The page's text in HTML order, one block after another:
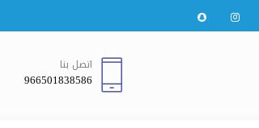
اتصل بنا
966501838586